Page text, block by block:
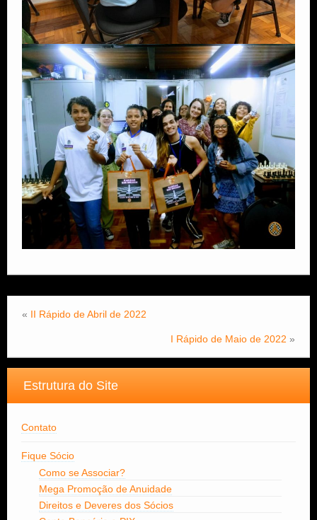
« II Rápido de Abril de 2022
I Rápido de Maio de 2022 »
Estrutura do Site
Contato
Fique Sócio
Como se Associar?
Mega Promoção de Anuidade
Direitos e Deveres dos Sócios